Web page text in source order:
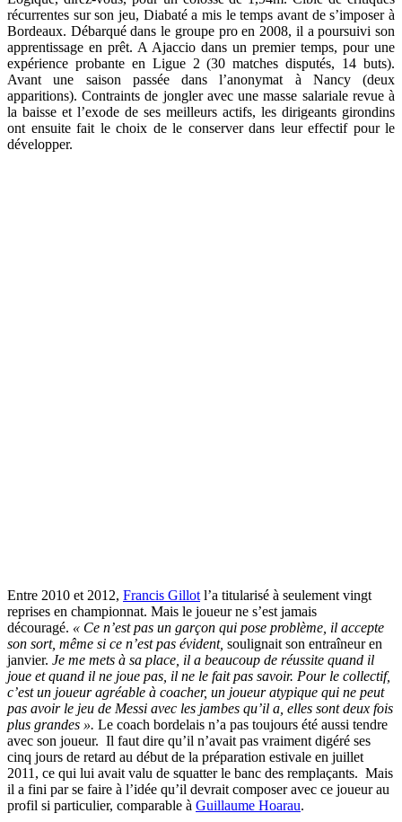
récurrentes sur son jeu, Diabaté a mis le temps avant de s’imposer à
Bordeaux. Débarqué dans le groupe pro en 2008, il a poursuivi son
apprentissage en prêt. A Ajaccio dans un premier temps, pour une
expérience probante en Ligue 2 (30 matches disputés, 14 buts).
Avant une saison passée dans l’anonymat à Nancy (deux
apparitions). Contraints de jongler avec une masse salariale revue à
la baisse et l’exode de ses meilleurs actifs, les dirigeants girondins
ont ensuite fait le choix de le conserver dans leur effectif pour le
développer.
Entre 2010 et 2012, Francis Gillot l’a titularisé à seulement vingt
reprises en championnat. Mais le joueur ne s’est jamais
découragé. « Ce n’est pas un garçon qui pose problème, il accepte
son sort, même si ce n’est pas évident, soulignait son entraîneur en
janvier. Je me mets à sa place, il a beaucoup de réussite quand il
joue et quand il ne joue pas, il ne le fait pas savoir. Pour le collectif,
c’est un joueur agréable à coacher, un joueur atypique qui ne peut
pas avoir le jeu de Messi avec les jambes qu’il a, elles sont deux fois
plus grandes ». Le coach bordelais n’a pas toujours été aussi tendre
avec son joueur. Il faut dire qu’il n’avait pas vraiment digéré ses
cinq jours de retard au début de la préparation estivale en juillet
2011, ce qui lui avait valu de squatter le banc des remplaçants. Mais
il a fini par se faire à l’idée qu’il devrait composer avec ce joueur au
profil si particulier, comparable à Guillaume Hoarau.